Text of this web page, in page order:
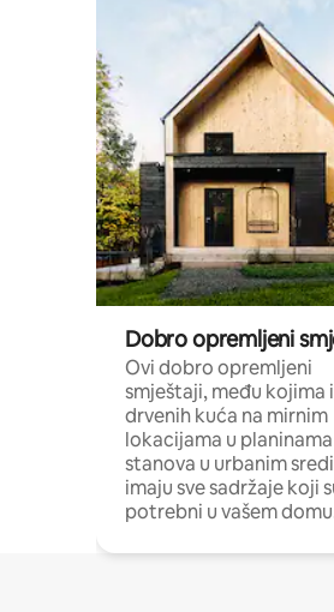
Dobro opremljeni
Ovi dobro opremljeni
smještaji, među kojima
drvenih kuća na mirnim
lokacijama u
stanova u urbanim
imaju sve sadržaje koji
potrebni u vašem